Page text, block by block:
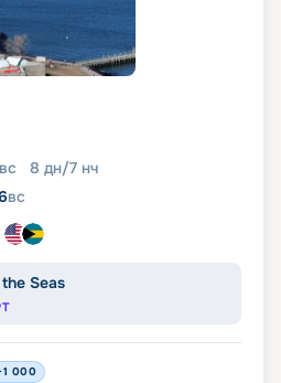
вс 8 дн/7 нч
вс
Seas
000